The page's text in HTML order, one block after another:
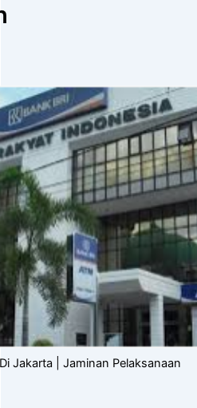
Jakarta | Jaminan Pelaksanaan